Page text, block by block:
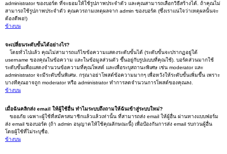
administrator ของบอร์ด ที่จะยอมให้ใช้รูปภาพประจำตัว และคุณสามารถเลือกวิธีสร้างได้. ถ้าคุณไม่
สามารถใช้รูปภาพประจำตัว คุณควรถามเหตุผลจาก admin ของบอร์ด (ซึ่งเราแน่ใจว่าเหตุผลนั้นจะ
ต้องดีพอ!)
ข้างบน
จะเปลี่ยนระดับขั้นได้อย่างไร?
โดยทั่วไปแล้ว คุณไม่สามารถแก้ไขข้อความแสดงระดับขั้นได้ (ระดับขั้นจะปรากฏอยู่ใต้
username ของคุณในข้อความ และในข้อมูลส่วนตัว ขึ้นอยู่กับรูปแบบที่คุณใช้). บอร์ดส่วนมากใช้
ระดับขั้นเพื่อแสดงจำนวนข้อความที่คุณโพสต์ และเพื่อระบุสถานะพิเศษ เช่น moderator และ
administrator จะมีระดับขั้นพิเศษ. กรุณาอย่าโพสต์ข้อความมากๆ เพื่อหวังให้ระดับขั้นเพิ่มขึ้น เพราะ
บางทีคุณอาจถูก moderator หรือ administrator ทำการลดจำนวนการโพสต์ของคุณลง.
ข้างบน
เมื่อฉันคลิกส่ง email ให้ผู้ใช้อื่น ทำไมระบบถึงถามให้ฉันเข้าสู่ระบบใหม่?
ขออภัย เฉพาะผู้ใช้ที่สมัครสมาชิกแล้วแล้วเท่านั้น ที่สามารถส่ง email ให้ผู้อื่น ผ่านทางแบบฟอร์ม
ส่ง email ของบอร์ด (ถ้า admin อนุญาตให้ใช้คุณลักษณะนี้) เพื่อป้องกันการส่ง email รบกวนผู้อื่น
โดยผู้ใช้ที่ไม่ระบุชื่อ.
ข้างบน